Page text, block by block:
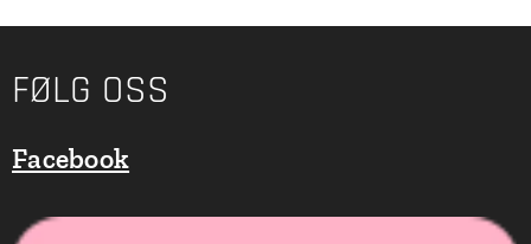
FØLG OSS
Facebook